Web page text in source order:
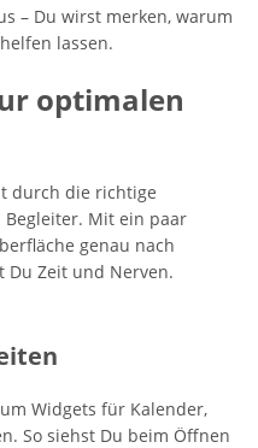
– Du wirst merken, warum
lassen.
optimalen
durch die richtige
Mit ein paar
genau nach
Du Zeit und Nerven.
Widgets für Kalender,
So siehst Du beim Öffnen